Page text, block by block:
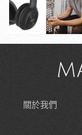
關於我們